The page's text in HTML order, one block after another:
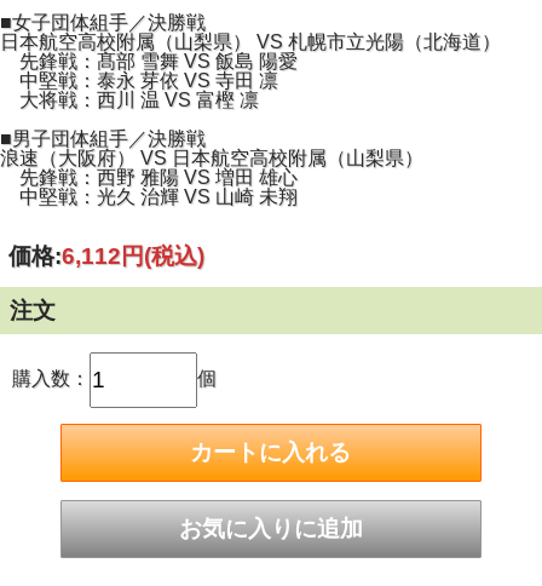
■女子団体組手／決勝戦
日本航空高校附属（山梨県） VS 札幌市立光陽（北海道）
先鋒戦：髙部 雪舞 VS 飯島 陽愛
中堅戦：泰永 芽依 VS 寺田 凛
大将戦：西川 温 VS 富樫 凛
■男子団体組手／決勝戦
浪速（大阪府） VS 日本航空高校附属（山梨県）
先鋒戦：西野 雅陽 VS 増田 雄心
中堅戦：光久 治輝 VS 山崎 未翔
価格:6,112円(税込)
注文
購入数： 個